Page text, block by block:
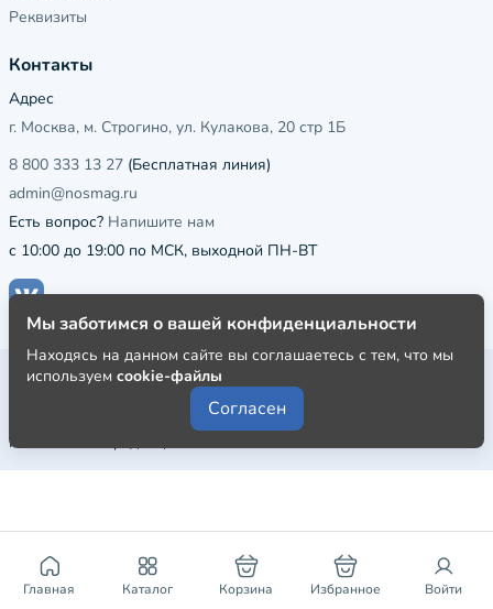
Главная Каталог Корзина Избранное Войти
Реквизиты
Контакты
Адрес
г. Москва, м. Строгино, ул. Кулакова, 20 стр 1Б
8 800 333 13 27 (Бесплатная линия)
admin@nosmag.ru
Есть вопрос? Напишите нам
с 10:00 до 19:00 по МСК, выходной ПН-ВТ
Публичная оферта
Пользовательское соглашение
Политика конфиденциальности
Мы заботимся о вашей конфиденциальности
Находясь на данном сайте вы соглашаетесь с тем, что мы
используем cookie-файлы
Согласен